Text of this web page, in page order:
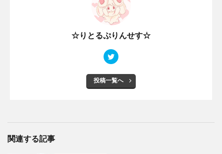
☆りとるぷりんせす☆
投稿一覧へ
関連する記事